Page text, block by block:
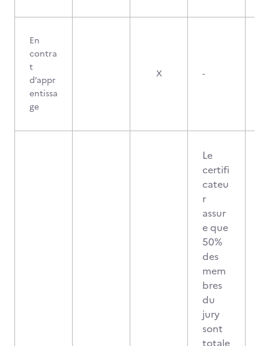
En
contra
t
d’appr
entissa
ge
X -
Le
certifi
cateu
r
assur
e que
50%
des
mem
bres
du
jury
sont
totale